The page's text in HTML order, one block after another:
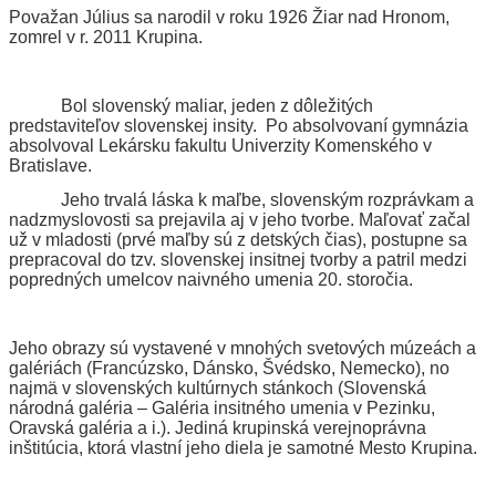
Považan Július sa narodil v roku 1926 Žiar nad Hronom,
zomrel v r. 2011 Krupina.
Bol slovenský maliar, jeden z dôležitých
predstaviteľov slovenskej insity. Po absolvovaní gymnázia
absolvoval Lekársku fakultu Univerzity Komenského v
Bratislave.
Jeho trvalá láska k maľbe, slovenským rozprávkam a
nadzmyslovosti sa prejavila aj v jeho tvorbe. Maľovať začal
už v mladosti (prvé maľby sú z detských čias), postupne sa
prepracoval do tzv. slovenskej insitnej tvorby a patril medzi
popredných umelcov naivného umenia 20. storočia.
Jeho obrazy sú vystavené v mnohých svetových múzeách a
galériách (Francúzsko, Dánsko, Švédsko, Nemecko), no
najmä v slovenských kultúrnych stánkoch (Slovenská
národná galéria – Galéria insitného umenia v Pezinku,
Oravská galéria a i.). Jediná krupinská verejnoprávna
inštitúcia, ktorá vlastní jeho diela je samotné Mesto Krupina.